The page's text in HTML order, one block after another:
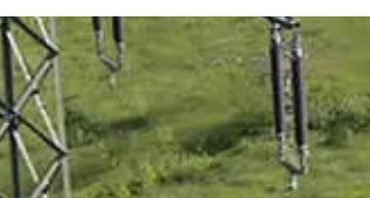
gesetzt werden. Dazu bedarf es jedoch